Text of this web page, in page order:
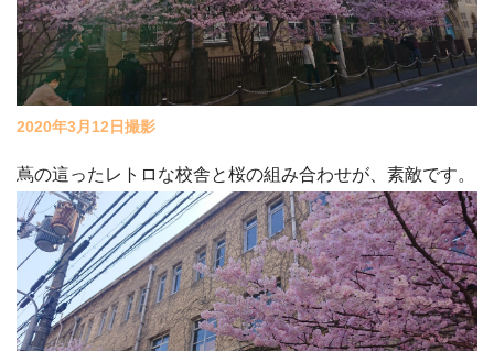
2020年3月12日撮影
蔦の這ったレトロな校舎と桜の組み合わせが、素敵です。